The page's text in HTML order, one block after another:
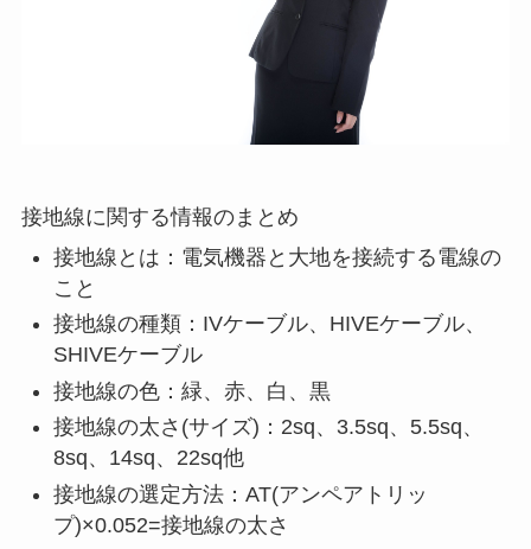
接地線に関する情報のまとめ
接地線とは：電気機器と大地を接続する電線の
こと
接地線の種類：IVケーブル、HIVEケーブル、
SHIVEケーブル
接地線の色：緑、赤、白、黒
接地線の太さ(サイズ)：2sq、3.5sq、5.5sq、
8sq、14sq、22sq他
接地線の選定方法：AT(アンペアトリッ
プ)×0.052=接地線の太さ